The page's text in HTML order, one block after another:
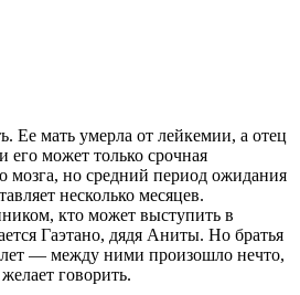
Ее мать умерла от лейкемии, а отец
его может только срочная
мозга, но средний период ожидания
несколько месяцев.
кто может выступить в
Гаэтано, дядя Аниты. Но братья
— между ними произошло нечто,
говорить.